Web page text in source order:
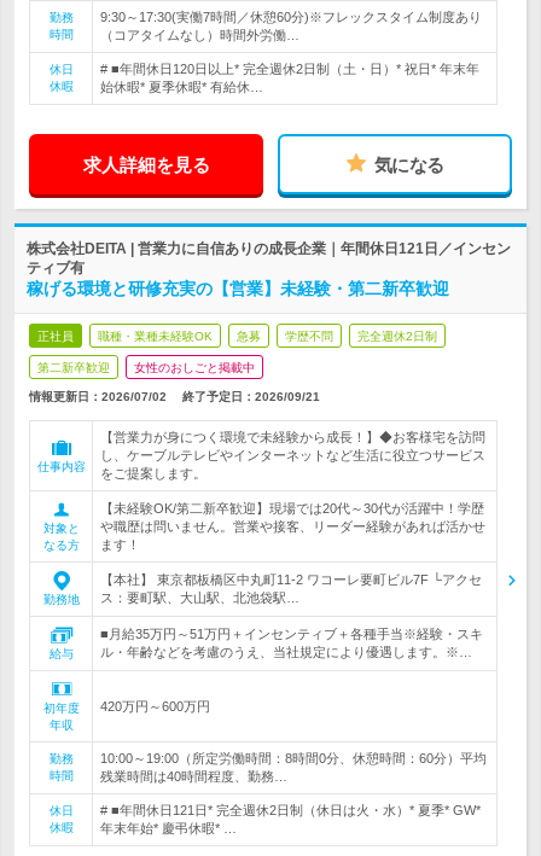
勤務
時間
9:30～17:30(実働7時間／休憩60分)※フレックスタイム制度あり
（コアタイムなし）時間外労働…
休日
休暇
# ■年間休日120日以上* 完全週休2日制（土・日）* 祝日* 年末年
始休暇* 夏季休暇* 有給休…
求人詳細を見る 気になる
株式会社DEITA | 営業力に自信ありの成長企業｜年間休日121日／インセン
ティブ有
稼げる環境と研修充実の【営業】未経験・第二新卒歓迎
正社員 職種・業種未経験OK 急募 学歴不問 完全週休2日制
第二新卒歓迎 女性のおしごと掲載中
情報更新日：2026/07/02 終了予定日： 2026/09/21
仕事内容
【営業力が身につく環境で未経験から成長！】◆お客様宅を訪問
し、ケーブルテレビやインターネットなど生活に役立つサービス
をご提案します。
対象と
なる方
【未経験OK/第二新卒歓迎】現場では20代～30代が活躍中！学歴
や職歴は問いません。営業や接客、リーダー経験があれば活かせ
ます！
勤務地
【本社】 東京都板橋区中丸町11-2 ワコーレ要町ビル7F └アクセ
ス：要町駅、大山駅、北池袋駅…
給与
■月給35万円～51万円＋インセンティブ＋各種手当※経験・スキ
ル・年齢などを考慮のうえ、当社規定により優遇します。※…
初年度
年収
420万円～600万円
勤務
時間
10:00～19:00（所定労働時間：8時間0分、休憩時間：60分）平均
残業時間は40時間程度、勤務…
休日
休暇
# ■年間休日121日* 完全週休2日制（休日は火・水）* 夏季* GW*
年末年始* 慶弔休暇* …